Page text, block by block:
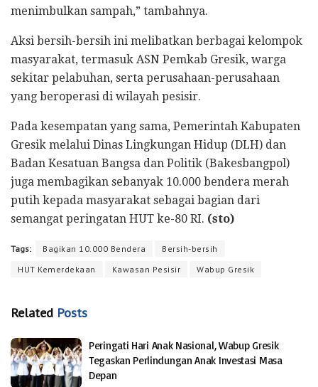
menimbulkan sampah,” tambahnya.
Aksi bersih-bersih ini melibatkan berbagai kelompok
masyarakat, termasuk ASN Pemkab Gresik, warga
sekitar pelabuhan, serta perusahaan-perusahaan
yang beroperasi di wilayah pesisir.
Pada kesempatan yang sama, Pemerintah Kabupaten
Gresik melalui Dinas Lingkungan Hidup (DLH) dan
Badan Kesatuan Bangsa dan Politik (Bakesbangpol)
juga membagikan sebanyak 10.000 bendera merah
putih kepada masyarakat sebagai bagian dari
semangat peringatan HUT ke-80 RI. (sto)
Tags: Bagikan 10.000 Bendera
Bersih-bersih
HUT Kemerdekaan
Kawasan Pesisir Wabup Gresik
Related Posts
Peringati Hari Anak Nasional, Wabup Gresik
Tegaskan Perlindungan Anak Investasi Masa
Depan